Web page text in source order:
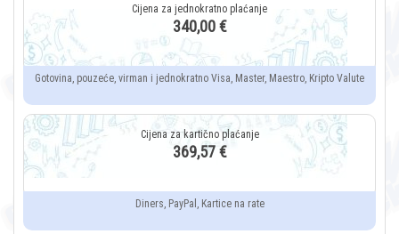
340,00 €
Gotovina, pouzeće, virman i jednokratno Visa, Master, Maestro, Kripto Valute
369,57 €
Diners, PayPal, Kartice na rate